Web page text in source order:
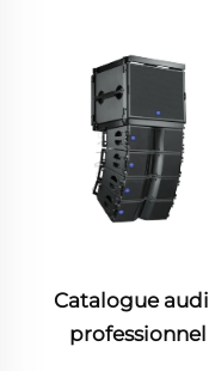
Catalogue
professionnel